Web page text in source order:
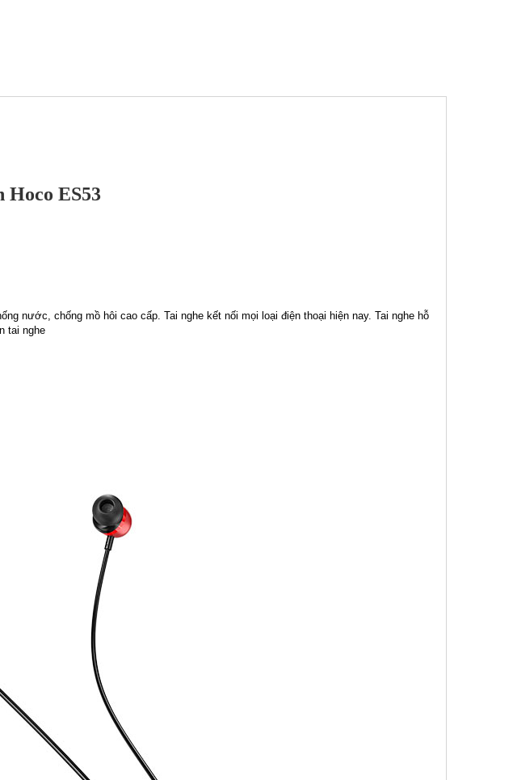
Hoco ES53
nước, chống mồ hôi cao cấp. Tai nghe kết nối mọi loại điện thoại hiện nay. Tai nghe hỗ
tai nghe